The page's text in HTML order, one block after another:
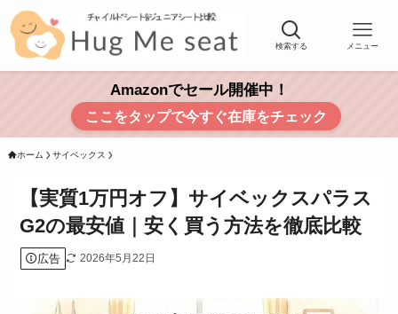
検索する メニュー
Amazonでセール開催中！
ここをタップで今すぐ在庫をチェック
ホーム サイベックス
【実質1万円オフ】サイベックスパラス
G2の最安値｜安く買う方法を徹底比較
広告 2026年5月22日